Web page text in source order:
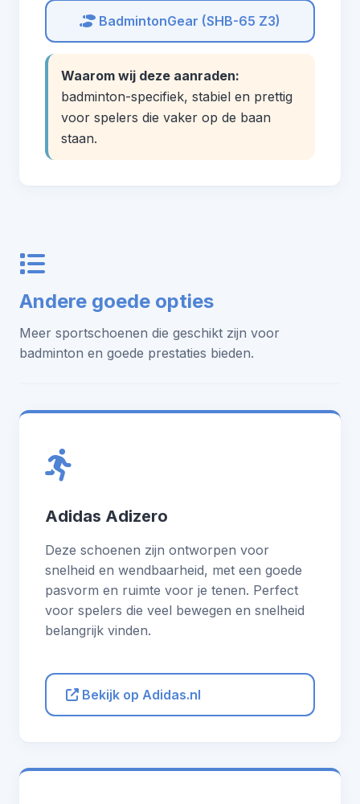
BadmintonGear (SHB-65 Z3)
Waarom wij deze aanraden:
badminton-specifiek, stabiel en prettig
voor spelers die vaker op de baan
staan.
Andere goede opties
Meer sportschoenen die geschikt zijn voor
badminton en goede prestaties bieden.
Adidas Adizero
Deze schoenen zijn ontworpen voor
snelheid en wendbaarheid, met een goede
pasvorm en ruimte voor je tenen. Perfect
voor spelers die veel bewegen en snelheid
belangrijk vinden.
Bekijk op Adidas.nl